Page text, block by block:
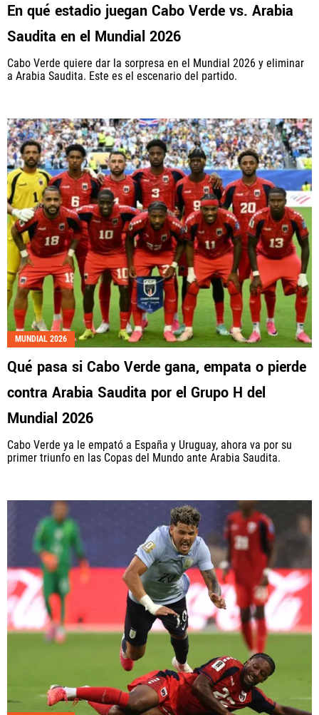
En qué estadio juegan Cabo Verde vs. Arabia
Saudita en el Mundial 2026
Cabo Verde quiere dar la sorpresa en el Mundial 2026 y eliminar
a Arabia Saudita. Este es el escenario del partido.
MUNDIAL 2026
Qué pasa si Cabo Verde gana, empata o pierde
contra Arabia Saudita por el Grupo H del
Mundial 2026
Cabo Verde ya le empató a España y Uruguay, ahora va por su
primer triunfo en las Copas del Mundo ante Arabia Saudita.